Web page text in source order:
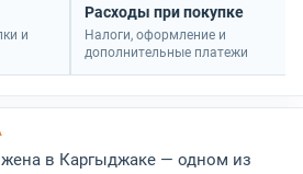
и
Расходы при покупке
Налоги, оформление и
дополнительные платежи
в Каргыджаке — одном из